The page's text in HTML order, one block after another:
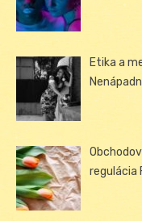
Etika a
regulácia